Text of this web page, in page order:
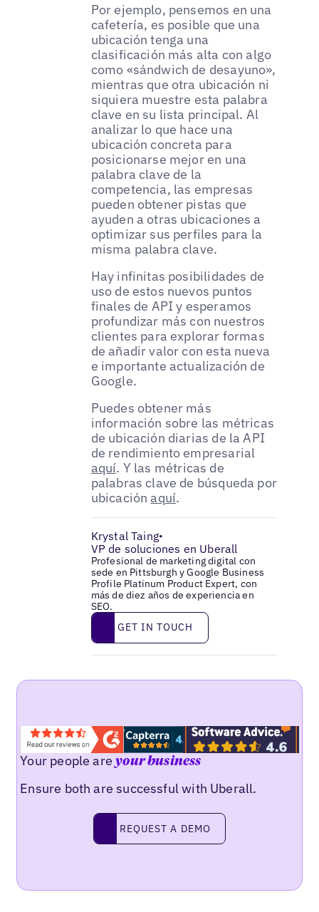
Por ejemplo, pensemos en una
cafetería, es posible que una
ubicación tenga una
clasificación más alta con algo
como «sándwich de desayuno»,
mientras que otra ubicación ni
siquiera muestre esta palabra
clave en su lista principal. Al
analizar lo que hace una
ubicación concreta para
posicionarse mejor en una
palabra clave de la
competencia, las empresas
pueden obtener pistas que
ayuden a otras ubicaciones a
optimizar sus perfiles para la
misma palabra clave.
Hay infinitas posibilidades de
uso de estos nuevos puntos
finales de API y esperamos
profundizar más con nuestros
clientes para explorar formas
de añadir valor con esta nueva
e importante actualización de
Google.
Puedes obtener más
información sobre las métricas
de ubicación diarias de la API
de rendimiento empresarial
aquí. Y las métricas de
palabras clave de búsqueda por
ubicaciónaquí.
Krystal Taing•
VP de soluciones en Uberall
Profesional de marketing digital con
sede en Pittsburgh y Google Business
Profile Platinum Product Expert, con
más de diez años de experiencia en
SEO.
Get in touch
GET IN TOUCH
Your people areyour business
Ensure both are successful with Uberall.
Request a demo
REQUEST A DEMO